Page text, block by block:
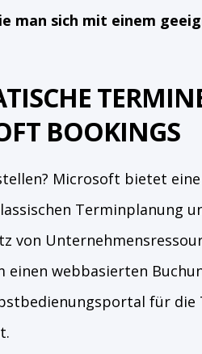
man sich mit einem
BOOKINGS
Microsoft bietet
Terminplanung
von
einen webbasierten
für